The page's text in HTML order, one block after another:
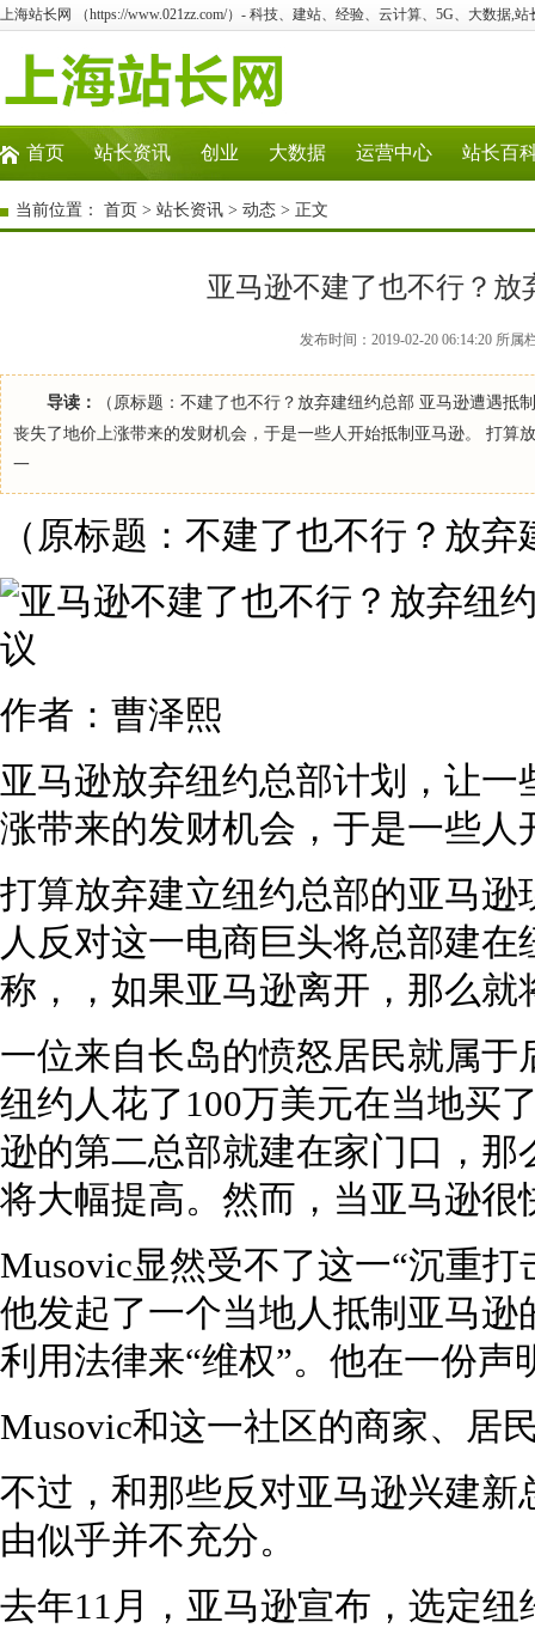
上海站长网 （https://www.021zz.com/）- 科技、建站、经验、云计算、5G、大数据,站
首页 站长资讯 创业 大数据 运营中心 站长百
当前位置： 首页 > 站长资讯 > 动态 > 正文
亚马逊不建了也不行？放
发布时间：2019-02-20 06:14:20 所
导读：
（原标题：不建了也不行？放弃建纽约总部 亚马逊遭遇
丧失了地价上涨带来的发财机会，于是一些人开始抵制亚马逊。 打算
一
（原标题：不建了也不行？放
作者：曹泽熙
亚马逊放弃纽约总部计划，让
涨带来的发财机会，于是一些人
打算放弃建立纽约总部的亚马
人反对这一电商巨头将总部建
称，，如果亚马逊离开，那么就
一位来自长岛的愤怒居民就属于
纽约人花了100万美元在当地买
逊的第二总部就建在家门口，
将大幅提高。然而，当亚马逊很
Musovic显然受不了这一“沉重
他发起了一个当地人抵制亚马
利用法律来“维权”。他在一份声
Musovic和这一社区的商家、居
不过，和那些反对亚马逊兴建
由似乎并不充分。
去年11月，亚马逊宣布，选定